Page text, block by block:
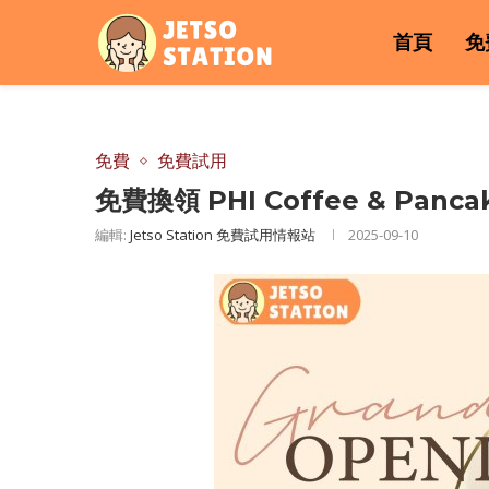
首頁 免
免費 免費試用
免費換領 PHI Coffee &
編輯: Jetso Station 免費試用情報站 2025-09-10